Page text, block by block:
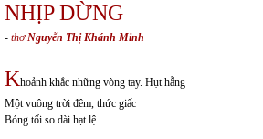
NHỊP DỪNG
- thơNguyễn Thị Khánh Minh
Khoảnh khắc những vòng tay. Hụt hẫng
Một vuông trời đêm, thức giấc
Bóng tối so dài hạt lệ…